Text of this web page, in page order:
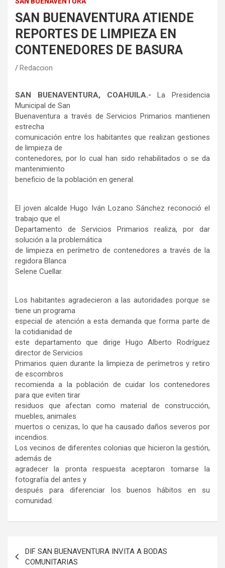
SAN BUENAVENTURA ATIENDE
REPORTES DE LIMPIEZA EN
CONTENEDORES DE BASURA
Redaccion
SAN BUENAVENTURA, COAHUILA.- La Presidencia
Municipal de San
Buenaventura a través de Servicios Primarios mantienen
estrecha
comunicación entre los habitantes que realizan gestiones
de limpieza de
contenedores, por lo cual han sido rehabilitados o se da
mantenimiento
beneficio de la población en general.
El joven alcalde Hugo Iván Lozano Sánchez reconoció el
trabajo que el
Departamento de Servicios Primarios realiza, por dar
solución a la problemática
de limpieza en perímetro de contenedores a través de la
regidora Blanca
Selene Cuellar.
Los habitantes agradecieron a las autoridades porque se
tiene un programa
especial de atención a esta demanda que forma parte de
la cotidianidad de
este departamento que dirige Hugo Alberto Rodríguez
director de Servicios
Primarios quien durante la limpieza de perímetros y retiro
de escombros
recomienda a la población de cuidar los contenedores
para que eviten tirar
residuos que afectan como material de construcción,
muebles, animales
muertos o cenizas, lo que ha causado daños severos por
incendios.
Los vecinos de diferentes colonias que hicieron la gestión,
además de
agradecer la pronta respuesta aceptaron tomarse la
fotografía del antes y
después para diferenciar los buenos hábitos en su
comunidad.
de
DIF SAN BUENAVENTURA INVITA A BODAS
COMUNITARIAS